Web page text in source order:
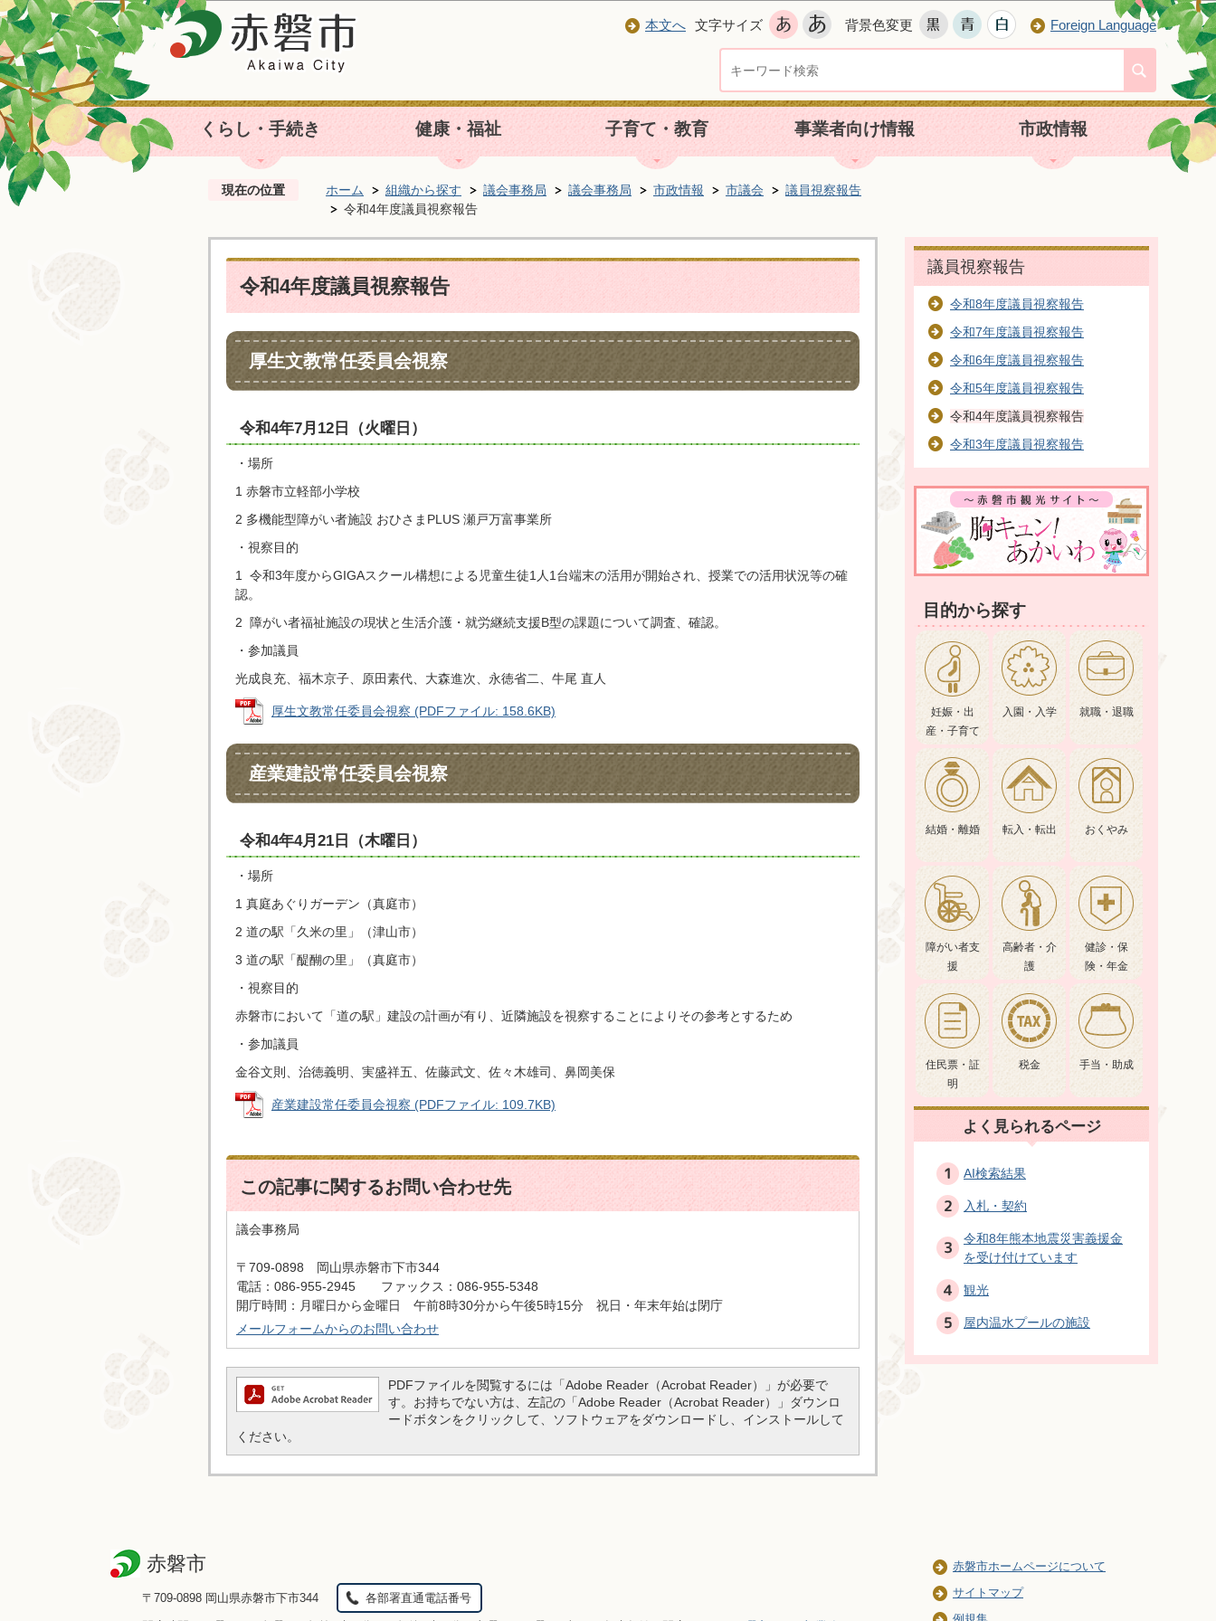
本文へ 文字サイズ 背景色変更 Foreign Language
くらし・手続き 健康・福祉 子育て・教育 事業者向け情報 市政情報
現在の位置 ホーム 組織から探す 議会事務局 議会事務局 市政情報 市議会
議員視察報告
令和4年度議員視察報告
令和4年度議員視察報告
厚生文教常任委員会視察
令和4年7月12日（火曜日）
・場所
1 赤磐市立軽部小学校
2 多機能型障がい者施設 おひさまPLUS 瀬戸万富事業所
・視察目的
1 令和3年度からGIGAスクール構想による児童生徒1人1台端末の活用が開始され、授業での活用状況等の確
認。
2 障がい者福祉施設の現状と生活介護・就労継続支援B型の課題について調査、確認。
・参加議員
光成良充、福木京子、原田素代、大森進次、永徳省二、牛尾 直人
厚生文教常任委員会視察 (PDFファイル: 158.6KB)
産業建設常任委員会視察
令和4年4月21日（木曜日）
・場所
1 真庭あぐりガーデン（真庭市）
2 道の駅「久米の里」（津山市）
3 道の駅「醍醐の里」（真庭市）
・視察目的
赤磐市において「道の駅」建設の計画が有り、近隣施設を視察することによりその参考とするため
・参加議員
金谷文則、治徳義明、実盛祥五、佐藤武文、佐々木雄司、鼻岡美保
産業建設常任委員会視察 (PDFファイル: 109.7KB)
この記事に関するお問い合わせ先
議会事務局
〒709-0898 岡山県赤磐市下市344
電話：086-955-2945 ファックス：086-955-5348
開庁時間：月曜日から金曜日 午前8時30分から午後5時15分 祝日・年末年始は閉庁
メールフォームからのお問い合わせ
PDFファイルを閲覧するには「Adobe Reader（Acrobat Reader）」が必要で
す。お持ちでない方は、左記の「Adobe Reader（Acrobat Reader）」ダウンロ
ードボタンをクリックして、ソフトウェアをダウンロードし、インストールして
ください。
議員視察報告
令和8年度議員視察報告
令和7年度議員視察報告
令和6年度議員視察報告
令和5年度議員視察報告
令和4年度議員視察報告
令和3年度議員視察報告
目的から探す
妊娠・出
産・子育て
入園・入学 就職・退職
結婚・離婚 転入・転出 おくやみ
障がい者支
援
高齢者・介
護
健診・保
険・年金
住民票・証
明
税金 手当・助成
よく見られるページ
AI検索結果
入札・契約
令和8年熊本地震災害義援金
を受け付けています
観光
屋内温水プールの施設
赤磐市
〒709-0898 岡山県赤磐市下市344 各部署直通電話番号
赤磐市ホームページについて
サイトマップ